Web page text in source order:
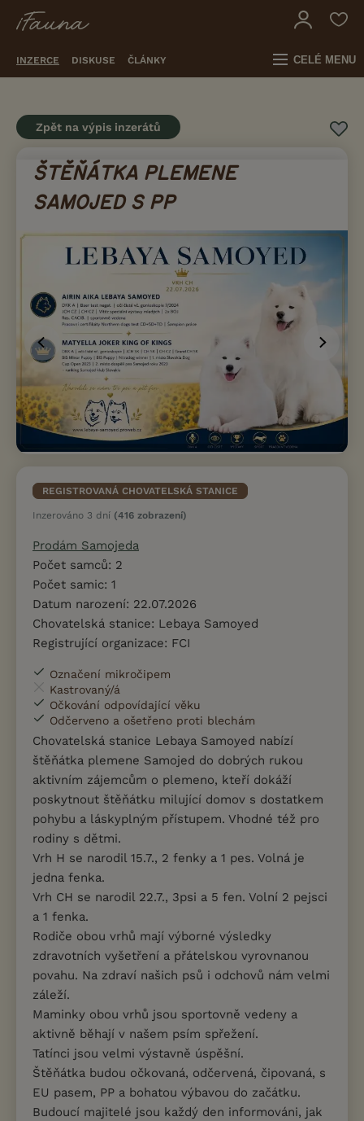
INZERCE DISKUSE ČLÁNKY CELÉ MENU
Zpět na výpis inzerátů
REGISTROVANÁ CHOVATELSKÁ STANICE
Inzerováno 3 dní (416 zobrazení)
Prodám Samojeda
Počet samců: 2
Počet samic: 1
Datum narození: 22.07.2026
Chovatelská stanice: Lebaya Samoyed
Registrující organizace: FCI
Označení mikročipem
Kastrovaný/á
Očkování odpovídající věku
Odčerveno a ošetřeno proti blechám
Chovatelská stanice Lebaya Samoyed nabízí
štěňátka plemene Samojed do dobrých rukou
aktivním zájemcům o plemeno, kteří dokáží
poskytnout štěňátku milující domov s dostatkem
pohybu a láskyplným přístupem. Vhodné též pro
rodiny s dětmi.
Vrh H se narodil 15.7., 2 fenky a 1 pes. Volná je
jedna fenka.
Vrh CH se narodil 22.7., 3psi a 5 fen. Volní 2 pejsci
a 1 fenka.
Rodiče obou vrhů mají výborné výsledky
zdravotních vyšetření a přátelskou vyrovnanou
povahu. Na zdraví našich psů i odchovů nám velmi
záleží.
Maminky obou vrhů jsou sportovně vedeny a
aktivně běhají v našem psím spřežení.
Tatínci jsou velmi výstavně úspěšní.
Štěňátka budou očkovaná, odčervená, čipovaná, s
EU pasem, PP a bohatou výbavou do začátku.
Budoucí majitelé jsou každý den informováni, jak
ŠTĚŇÁTKA PLEMENE
SAMOJED S PP